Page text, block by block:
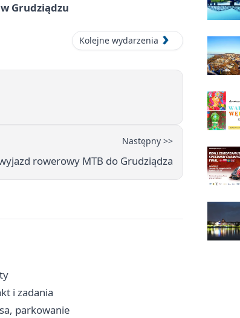
Grudziądzu
Kolejne wydarzenia
Następny >>
rowerowy MTB do Grudziądza
i zadania
parkowanie